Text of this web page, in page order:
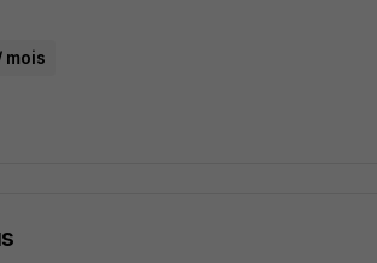
mois